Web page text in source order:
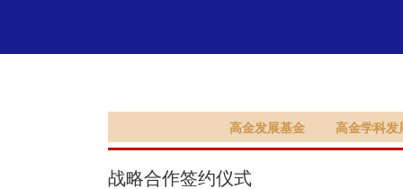
高金发展基金 高金学科发
战略合作签约仪式